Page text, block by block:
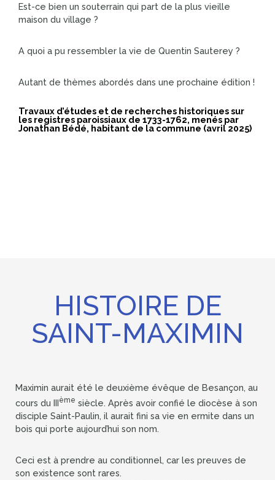
Est-ce bien un souterrain qui part de la plus vieille
maison du village ?
A quoi a pu ressembler la vie de Quentin Sauterey ?
Autant de thèmes abordés dans une prochaine édition !
Travaux d’études et de recherches historiques sur
les registres paroissiaux de 1733-1762, menés par
Jonathan Bédé, habitant de la commune (avril 2025)
HISTOIRE DE
SAINT-MAXIMIN
Maximin aurait été le deuxième évêque de Besançon, au
cours du IIIème siècle. Après avoir confié le diocèse à son
disciple Saint-Paulin, il aurait fini sa vie en ermite dans un
bois qui porte aujourd’hui son nom.
Ceci est à prendre au conditionnel, car les preuves de
son existence sont rares.